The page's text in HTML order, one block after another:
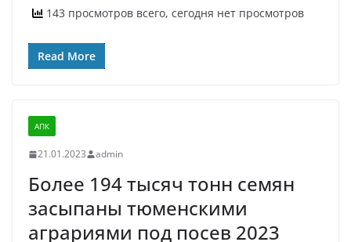
143 просмотров всего, сегодня нет просмотров
Read More
АПК
21.01.2023 admin
Более 194 тысяч тонн семян
засыпаны тюменскими
аграриями под посев 2023